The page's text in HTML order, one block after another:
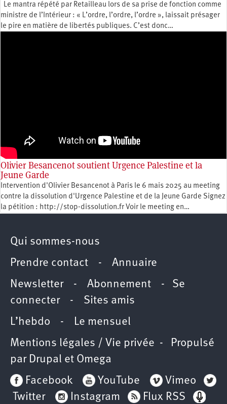
Le mantra répété par Retailleau lors de sa prise de fonction comme
ministre de l’Intérieur : « L’ordre, l’ordre, l’ordre », laissait présager
le pire en matière de libertés publiques. C’est donc…
Olivier Besancenot soutient Urgence Palestine et la
Jeune Garde
Intervention d'Olivier Besancenot à Paris le 6 mais 2025 au meeting
contre la dissolution d'Urgence Palestine et de la Jeune Garde Signez
la pétition : http://stop-dissolution.fr Voir le meeting en…
Qui sommes-nous
Prendre contact - Annuaire
Newsletter - Abonnement - Se
connecter- Sites amis
L’hebdo - Le mensuel
Mentions légales / Vie privée - Propulsé
par Drupal et Omega
Facebook
YouTube
Vimeo
Twitter
Instagram Flux RSS